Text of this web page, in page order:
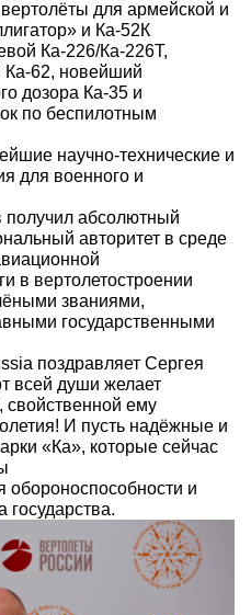
для армейской и
и Ка-52К
Ка-226/Ка-226Т,
Ка-62, новейший
дозора Ка-35 и
по беспилотным
научно-технические и
для военного и
получил абсолютный
авторитет в среде
в вертолетостроении
званиями,
государственными
поздравляет Сергея
всей души желает
свойственной ему
И пусть надёжные и
«Ка», которые сейчас
обороноспособности и
государства.